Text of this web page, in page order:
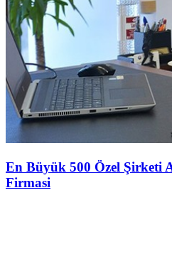
En Büyük 500 Özel Şirketi
Firmasi